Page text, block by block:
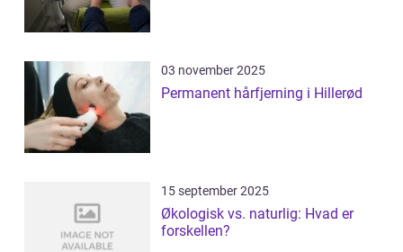
03 november 2025
Permanent hårfjerning i Hillerød
15 september 2025
Økologisk vs. naturlig: Hvad er
forskellen?